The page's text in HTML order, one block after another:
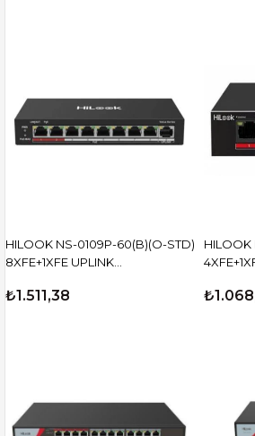
HILOOK NS-0109P-60(B)(O-STD)
8XFE+1XFE UPLINK
SWİTCH
₺1.511,38
HILOOK